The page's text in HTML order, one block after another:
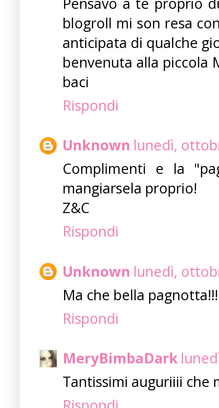
blogroll mi son resa
anticipata di qualche
benvenuta alla piccola
baci
Rispondi
Unknown lunedì,
Complimenti e la
mangiarsela proprio!
Z&C
Rispondi
Unknown lunedì,
Ma che bella
Rispondi
MeryBimbaDark
Tantissimi auguriiii che